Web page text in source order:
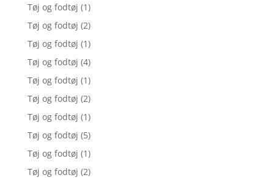
Tøj og fodtøj (1)
Tøj og fodtøj (2)
Tøj og fodtøj (1)
Tøj og fodtøj (4)
Tøj og fodtøj (1)
Tøj og fodtøj (2)
Tøj og fodtøj (1)
Tøj og fodtøj (5)
Tøj og fodtøj (1)
Tøj og fodtøj (2)